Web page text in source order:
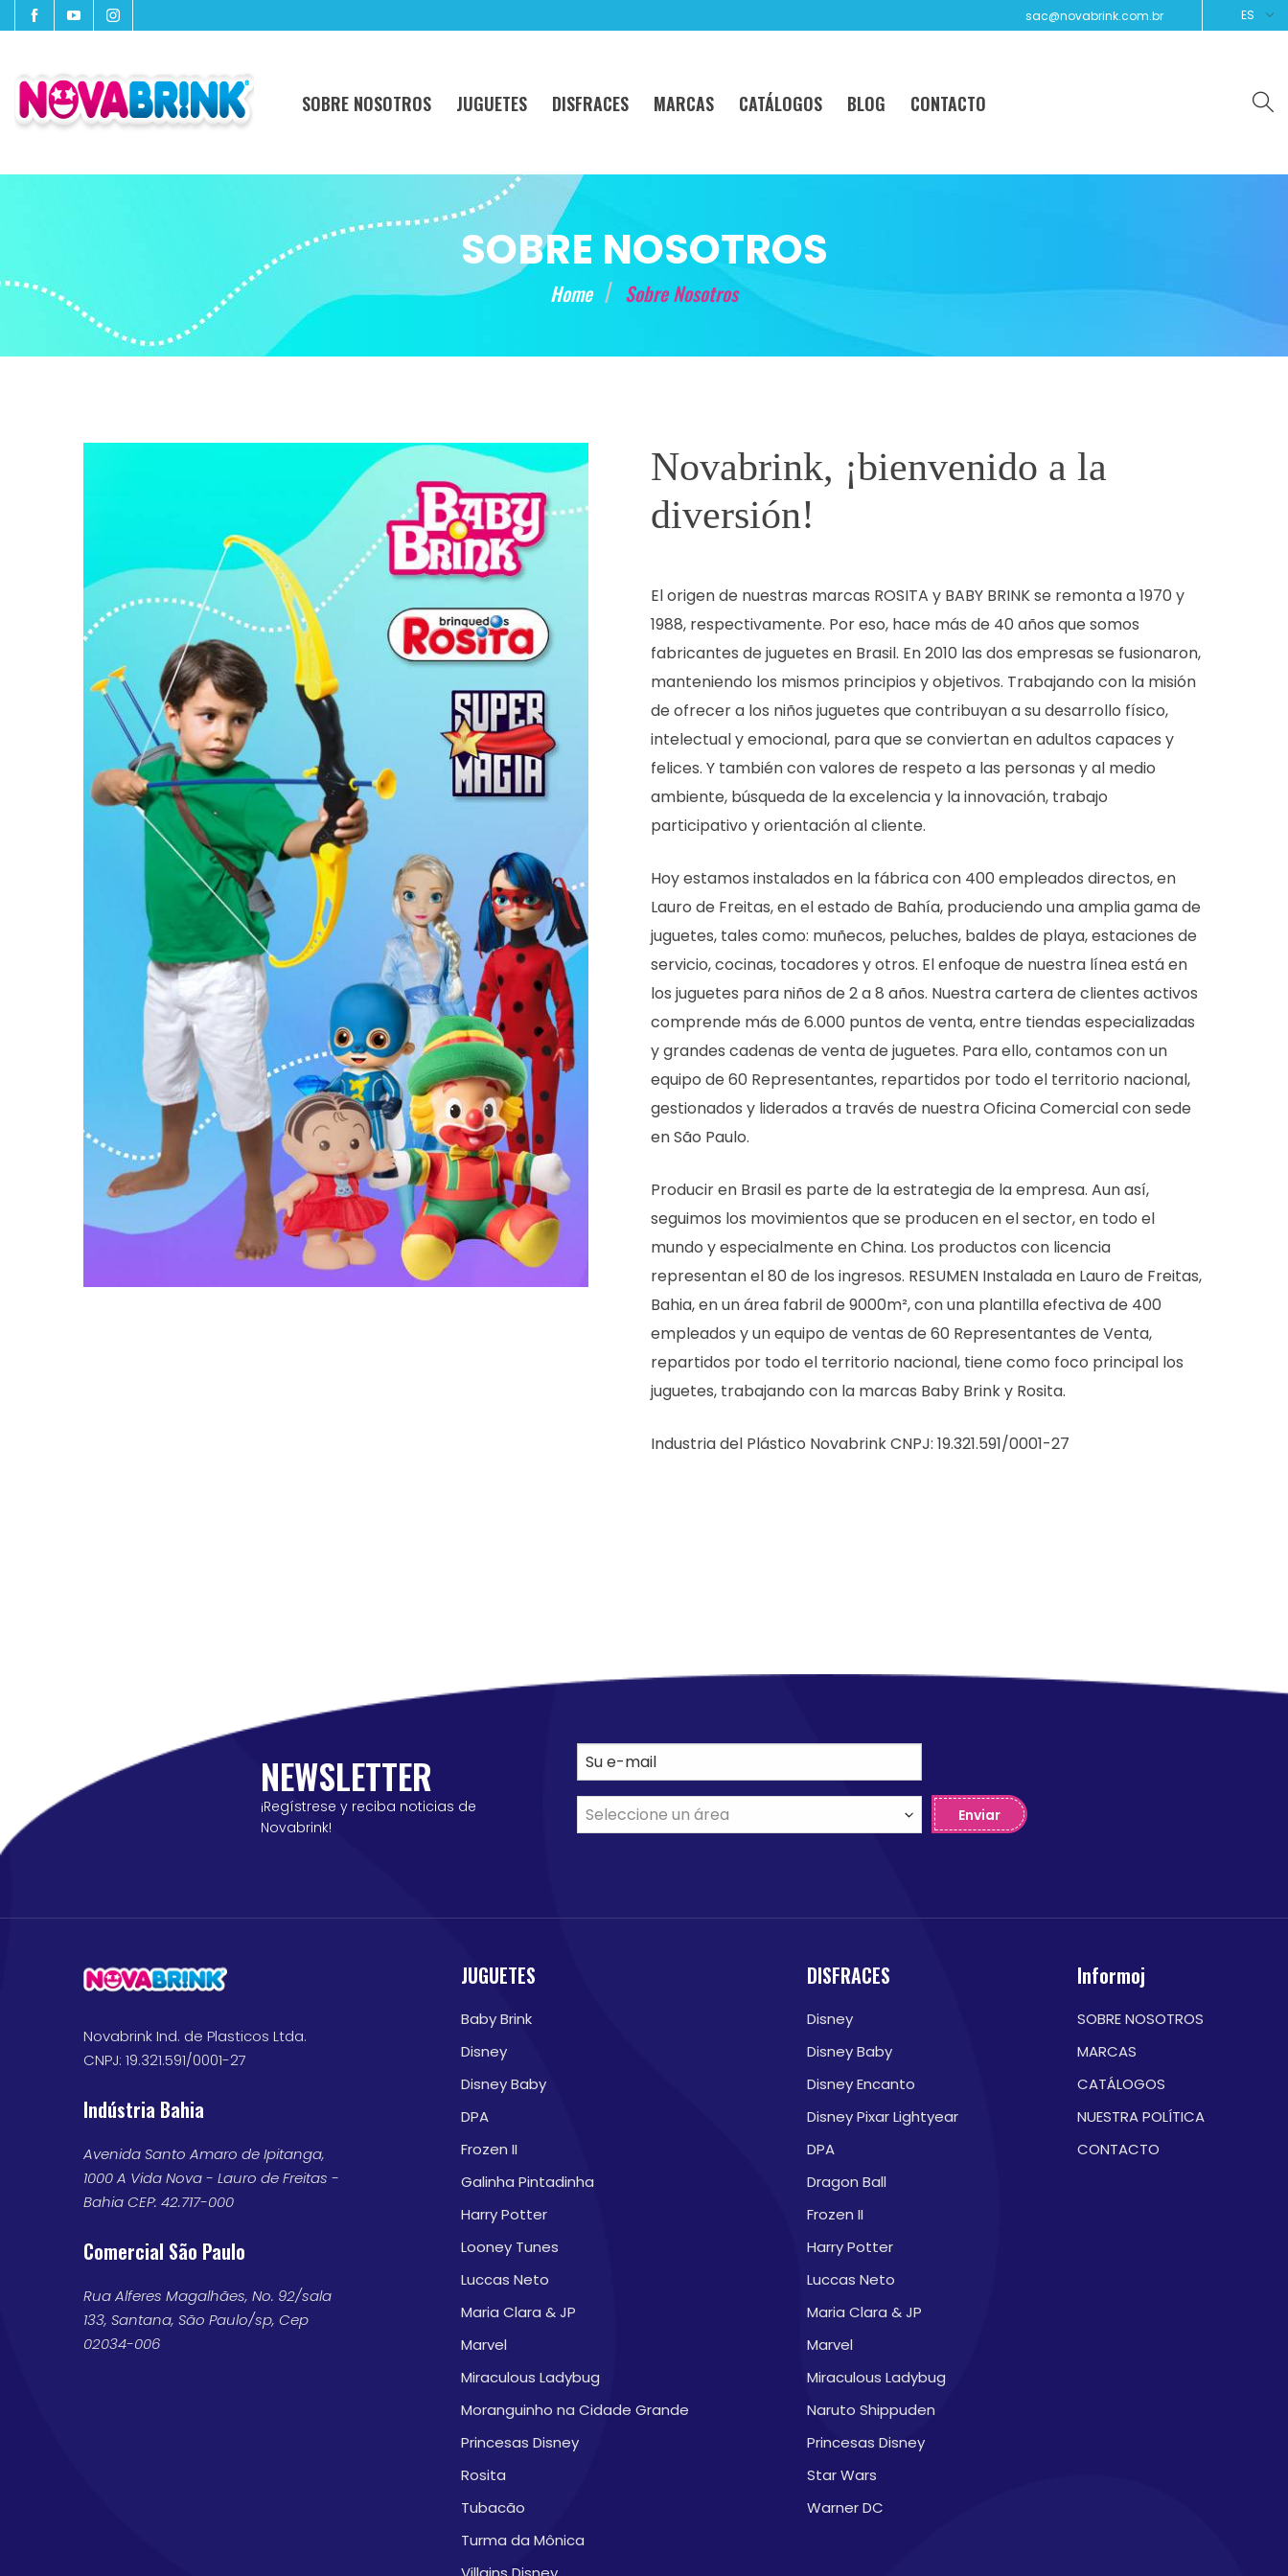
sac@novabrink.com.br ES
SOBRE NOSOTROS JUGUETES DISFRACES MARCAS CATÁLOGOS BLOG CONTACTO
SOBRE NOSOTROS
Home Sobre Nosotros
Novabrink, ¡bienvenido a la
diversión!
El origen de nuestras marcas ROSITA y BABY BRINK se remonta a 1970 y
1988, respectivamente. Por eso, hace más de 40 años que somos
fabricantes de juguetes en Brasil. En 2010 las dos empresas se fusionaron,
manteniendo los mismos principios y objetivos. Trabajando con la misión
de ofrecer a los niños juguetes que contribuyan a su desarrollo físico,
intelectual y emocional, para que se conviertan en adultos capaces y
felices. Y también con valores de respeto a las personas y al medio
ambiente, búsqueda de la excelencia y la innovación, trabajo
participativo y orientación al cliente.
Hoy estamos instalados en la fábrica con 400 empleados directos, en
Lauro de Freitas, en el estado de Bahía, produciendo una amplia gama de
juguetes, tales como: muñecos, peluches, baldes de playa, estaciones de
servicio, cocinas, tocadores y otros. El enfoque de nuestra línea está en
los juguetes para niños de 2 a 8 años. Nuestra cartera de clientes activos
comprende más de 6.000 puntos de venta, entre tiendas especializadas
y grandes cadenas de venta de juguetes. Para ello, contamos con un
equipo de 60 Representantes, repartidos por todo el territorio nacional,
gestionados y liderados a través de nuestra Oficina Comercial con sede
en São Paulo.
Producir en Brasil es parte de la estrategia de la empresa. Aun así,
seguimos los movimientos que se producen en el sector, en todo el
mundo y especialmente en China. Los productos con licencia
representan el 80 de los ingresos. RESUMEN Instalada en Lauro de Freitas,
Bahia, en un área fabril de 9000m², con una plantilla efectiva de 400
empleados y un equipo de ventas de 60 Representantes de Venta,
repartidos por todo el territorio nacional, tiene como foco principal los
juguetes, trabajando con la marcas Baby Brink y Rosita.
Industria del Plástico Novabrink CNPJ: 19.321.591/0001-27
NEWSLETTER
¡Regístrese y reciba noticias de
Novabrink!
Enviar
Novabrink Ind. de Plasticos Ltda.
CNPJ: 19.321.591/0001-27
Indústria Bahia
Avenida Santo Amaro de Ipitanga,
1000 A Vida Nova - Lauro de Freitas -
Bahia CEP: 42.717-000
Comercial São Paulo
Rua Alferes Magalhães, No. 92/sala
133, Santana, São Paulo/sp, Cep
02034-006
JUGUETES
Baby Brink
Disney
Disney Baby
DPA
Frozen II
Galinha Pintadinha
Harry Potter
Looney Tunes
Luccas Neto
Maria Clara & JP
Marvel
Miraculous Ladybug
Moranguinho na Cidade Grande
Princesas Disney
Rosita
Tubacão
Turma da Mônica
DISFRACES
Disney
Disney Baby
Disney Encanto
Disney Pixar Lightyear
DPA
Dragon Ball
Frozen II
Harry Potter
Luccas Neto
Maria Clara & JP
Marvel
Miraculous Ladybug
Naruto Shippuden
Princesas Disney
Star Wars
Warner DC
Informoj
SOBRE NOSOTROS
MARCAS
CATÁLOGOS
NUESTRA POLÍTICA
CONTACTO